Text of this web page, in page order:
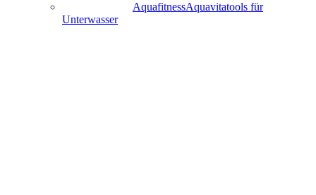
AquafitnessAquavitatools für
Unterwasser